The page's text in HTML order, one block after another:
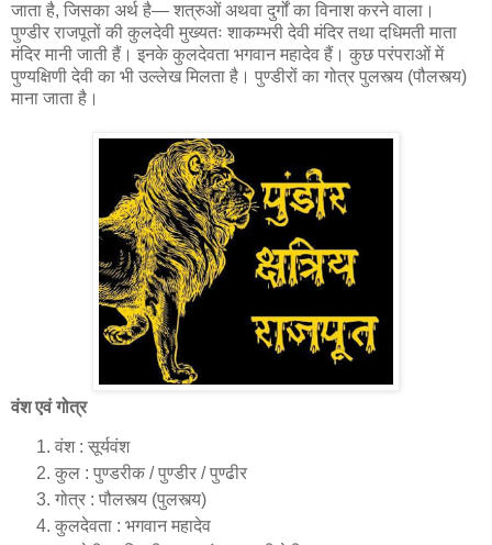
जाता है, जिसका अर्थ है— शत्रुओं अथवा दुर्गों का विनाश करने वाला।
पुण्डीर राजपूतों की कुलदेवी मुख्यतः शाकम्भरी देवी मंदिर तथा दधिमती माता
मंदिर मानी जाती हैं। इनके कुलदेवता भगवान महादेव हैं। कुछ परंपराओं में
पुण्यक्षिणी देवी का भी उल्लेख मिलता है। पुण्डीरों का गोत्र पुलस्त्य (पौलस्त्य)
माना जाता है।
वंश एवं गोत्र
वंश : सूर्यवंश
कुल : पुण्डरीक / पुण्डीर / पुण्ढीर
गोत्र : पौलस्त्य (पुलस्त्य)
कुलदेवता : भगवान महादेव